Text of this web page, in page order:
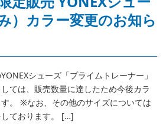
）カラー変更のお知ら
シューズ「プライムトレーナー」
ては、販売数量に達したため今後カラ
。 ※なお、その他のサイズについては
ております。 […]